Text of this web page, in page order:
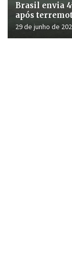
Brasil envia
após
29 de junho de